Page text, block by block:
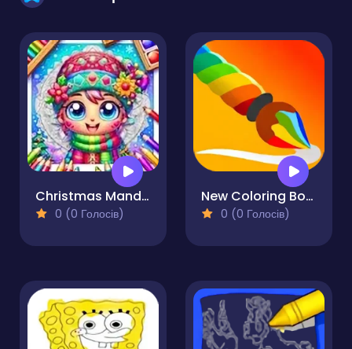
Christmas Mandala Coloring Book
0 (0 Голосів)
New Coloring Book
0 (0 Голосів)